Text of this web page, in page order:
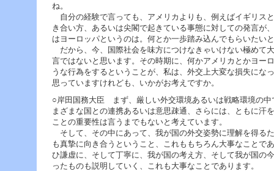
ね。
自分の経験で言っても、アメリカよりも、例えばイギリス
き合い方、あるいは尖閣で起きている事態に対しての発言が
はヨーロッパというのは。何とか一歩踏み込んでもらいたい
だから、今、国際社会を味方につけなきゃいけない極めて
言ではないと思います。その時期に、何かアメリカとかヨー
うな行為をするということが、私は、外交上大変な損失にな
思っていますけれども、いかがお考えですか。
○岸田国務大臣 まず、厳しい外交環境あるいは戦略環境の
まざまな国との連携あるいは意思疎通、さらには、ともに汗
ことの重要性は言うまでもないと考えています。
そして、その中にあって、我が国の外交姿勢に理解を得る
も真摯に向き合うということ、これももちろん大事なことで
ひ謙虚に、そして丁寧に、我が国の考え方、そして我が国の
ったものも説明していく、これも大事なことであります。